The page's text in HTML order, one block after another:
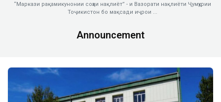
“Маркази рақамикунонии соҳаи нақлиёт” - и Вазорати нақлиёти Ҷумҳурии
Тоҷикистон бо мақсади иҷрои ...
Announcement